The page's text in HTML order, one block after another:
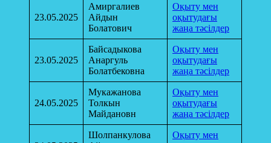
23.05.2025
Амиргалиев
Айдын
Болатович
Оқыту мен
оқытудағы
жаңа тәсілдер
23.05.2025
Байсадыкова
Анаргуль
Болатбековна
Оқыту мен
оқытудағы
жаңа тәсілдер
24.05.2025
Мукажанова
Толкын
Майдановн
Оқыту мен
оқытудағы
жаңа тәсілдер
Шолпанкулова
Оқыту мен